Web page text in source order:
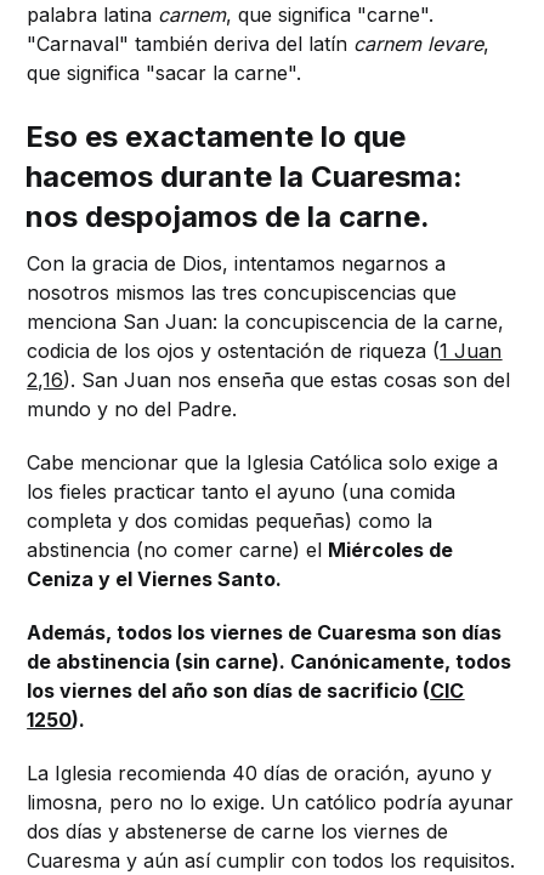
palabra latina carnem, que significa "carne".
"Carnaval" también deriva del latín carnem levare,
que significa "sacar la carne".
Eso es exactamente lo que
hacemos durante la Cuaresma:
nos despojamos de la carne.
Con la gracia de Dios, intentamos negarnos a
nosotros mismos las tres concupiscencias que
menciona San Juan: la concupiscencia de la carne,
codicia de los ojos y ostentación de riqueza (1 Juan
2,16). San Juan nos enseña que estas cosas son del
mundo y no del Padre.
Cabe mencionar que la Iglesia Católica solo exige a
los fieles practicar tanto el ayuno (una comida
completa y dos comidas pequeñas) como la
abstinencia (no comer carne) el Miércoles de
Ceniza y el Viernes Santo.
Además, todos los viernes de Cuaresma son días
de abstinencia (sin carne). Canónicamente, todos
los viernes del año son días de sacrificio (CIC
1250).
La Iglesia recomienda 40 días de oración, ayuno y
limosna, pero no lo exige. Un católico podría ayunar
dos días y abstenerse de carne los viernes de
Cuaresma y aún así cumplir con todos los requisitos.